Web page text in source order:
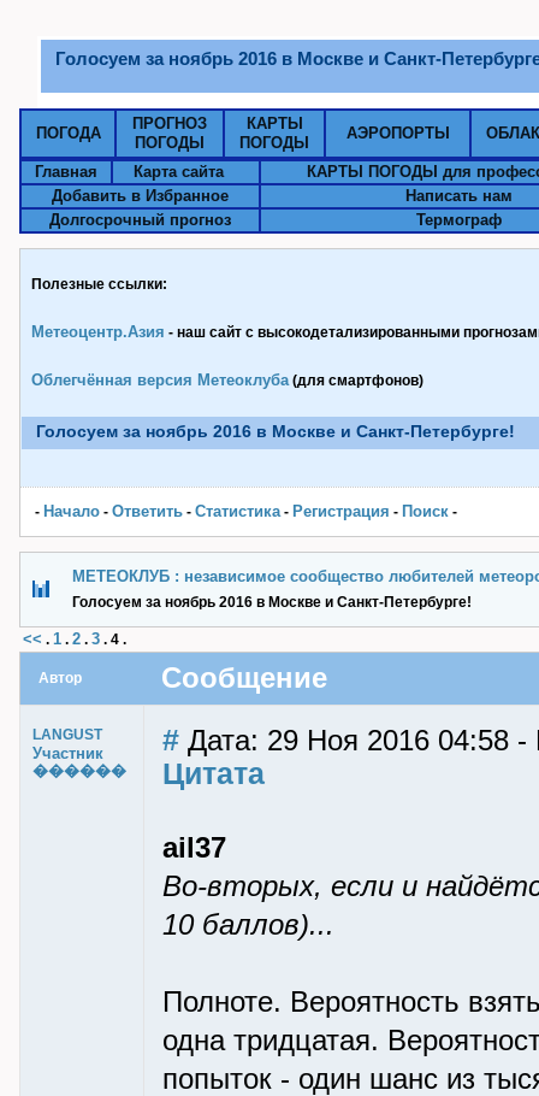
Голосуем за ноябрь 2016 в Москве и Санкт-
ПОГОДА
ПРОГНОЗ
ПОГОДЫ
КАРТЫ
ПОГОДЫ
АЭРОПОРТЫ
Главная Карта сайта
КАРТЫ ПОГОДЫ для
Добавить в Избранное
Написать нам
Долгосрочный прогноз
Термограф
Полезные ссылки:
Метеоцентр.Азия - наш сайт с высокодетализированными
Облегчённая версия Метеоклуба(для смартфонов)
Голосуем за ноябрь 2016 в Москве и Санкт-Петербурге!
- Начало - Ответить - Статистика- Pегистрация - Поиск -
МЕТЕОКЛУБ : независимое сообщество любителей
Голосуем за ноябрь 2016 в Москве и Санкт-Петербурге!
<< . 1 . 2 . 3 . 4 .
Автор Сообщение
LANGUST
Участник
������
# Дата: 29 Ноя 2016 04:58
Цитата
ail37
Во-вторых, если и
10 баллов)...
Полноте. Вероятность
одна тридцатая.
попыток - один шанс из